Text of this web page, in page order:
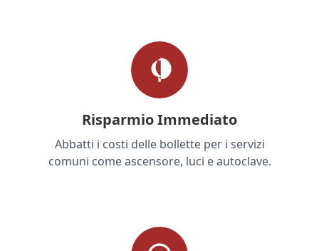
Risparmio Immediato
Abbatti i costi delle bollette per i servizi
comuni come ascensore, luci e autoclave.